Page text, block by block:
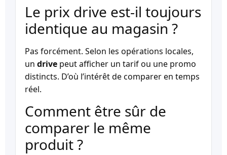
Le prix drive est-il toujours
identique au magasin ?
Pas forcément. Selon les opérations locales,
un drive peut afficher un tarif ou une promo
distincts. D’où l’intérêt de comparer en temps
réel.
Comment être sûr de
comparer le même
produit ?